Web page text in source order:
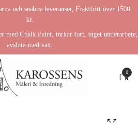
och snabba leveranser, Fraktfritt över 1500
kr.
med Chalk Paint, torkar fort, inget underarbete,
avsluta med vax.
0